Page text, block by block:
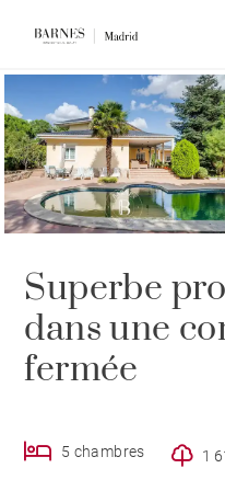
VENDU PAR BARNES
Superbe
dans une
fermée
5 chambres 1